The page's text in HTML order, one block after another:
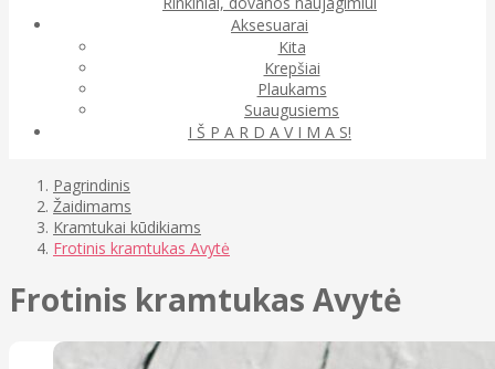
Aksesuarai
Kita
Krepšiai
Plaukams
Suaugusiems
I Š P A R D A V I M A S!
Pagrindinis
Žaidimams
Kramtukai kūdikiams
Frotinis kramtukas Avytė
Frotinis kramtukas Avytė